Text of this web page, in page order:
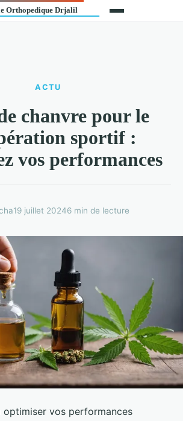
ACTU
chanvre pour le
sportif :
vos performances
19 juillet 20246 min de lecture
optimiser vos performances